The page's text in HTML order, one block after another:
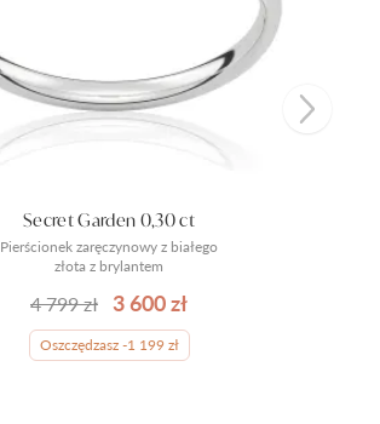
Pierścionek zaręczynowy z białego
złota z brylantem
Secret Garden 0,30 ct
4 799 zł 3 600 zł
Oszczędzasz -1 199 zł